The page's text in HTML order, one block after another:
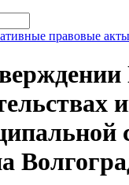
правовые акты